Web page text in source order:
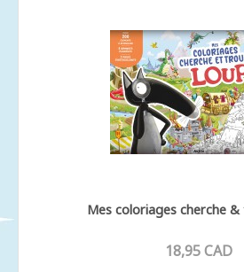
Mes coloriages cherche
18,95 CAD